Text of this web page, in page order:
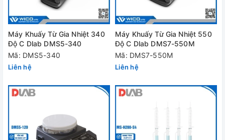
Máy Khuấy Từ Gia Nhiệt 340
Độ C Dlab DMS5-340
Mã: DMS5-340
Liên hệ
Máy Khuấy Từ Gia Nhiệt 550
Độ C Dlab DMS7-550M
Mã: DMS7-550M
Liên hệ